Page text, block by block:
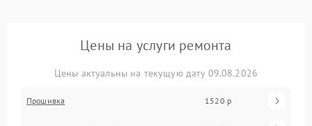
Цены на услуги ремонта
Цены актуальны на текущую дату 09.08.2026
Прошивка 1520 р